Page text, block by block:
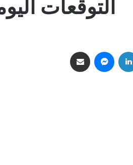
التوقعات اليومية
لينكدإن ماسنجر